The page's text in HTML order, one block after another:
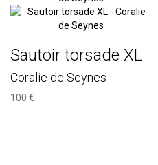
Sautoir torsade XL
Coralie de Seynes
100 €